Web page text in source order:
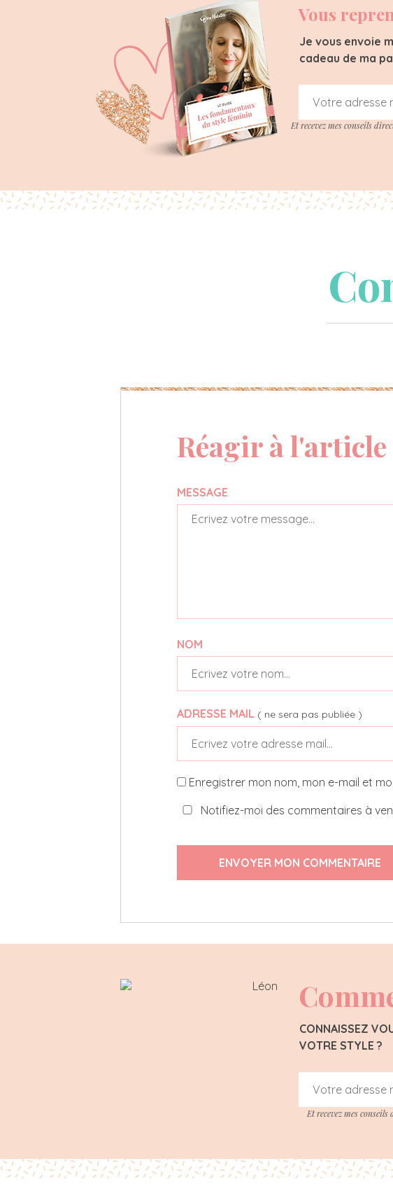
Vous
Je vous envoie
cadeau de ma
Et recevez mes conseils
Réagir à l'article
MESSAGE
NOM
ADRESSE MAIL ( ne sera pas publiée )
Enregistrer mon nom, mon e-mail et
Notifiez-moi des commentaires à
ENVOYER MON COMMENTAIRE
CONNAISSEZ
VOTRE STYLE ?
Et recevez mes